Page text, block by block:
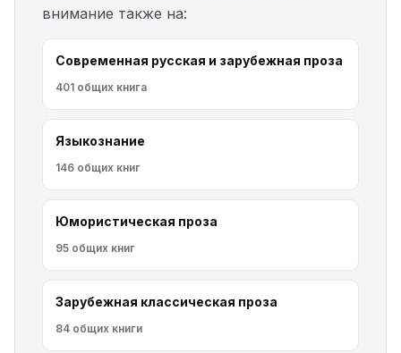
внимание также на:
Современная русская и зарубежная проза
401 общих книга
Языкознание
146 общих книг
Юмористическая проза
95 общих книг
Зарубежная классическая проза
84 общих книги